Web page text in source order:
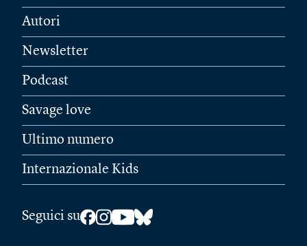
Autori
Newsletter
Podcast
Savage love
Ultimo numero
Internazionale Kids
Seguici su